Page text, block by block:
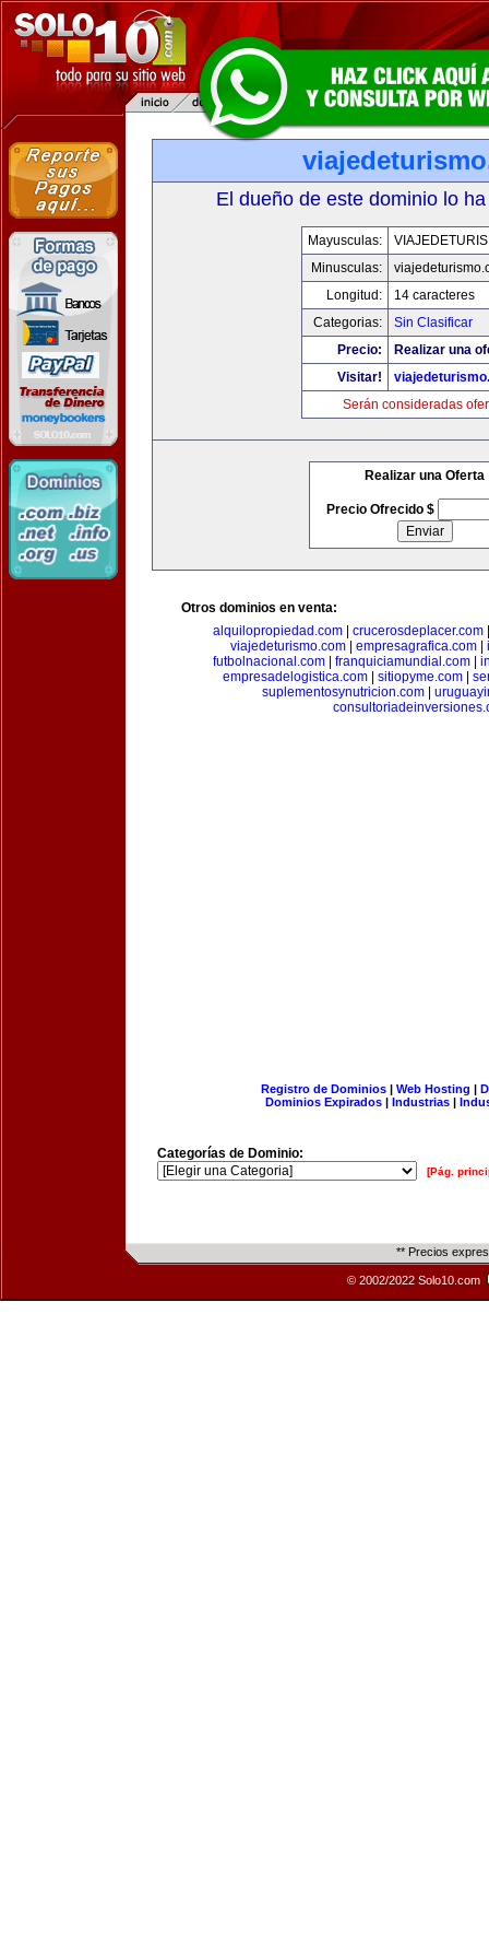
El dueño de este dominio lo
Mayusculas:
Minusculas:
Longitud:
14 caracteres
Categorias:
Sin Clasificar
Precio:
Realizar una
Visitar!
Serán consideradas
Realizar una Oferta
Precio Ofrecido $
Otros dominios en venta:
alquilopropiedad.com| crucerosdeplacer.com
viajedeturismo.com| empresagrafica.com|
futbolnacional.com
franquiciamundial.com
empresadelogistica.com
sitiopyme.com
suplementosynutricion.com
Registro de Dominios| Web Hosting |
Dominios Expirados | Industrias |
Categorías de Dominio:
[Pág.
** Precios
© 2002/2022 Solo10.com